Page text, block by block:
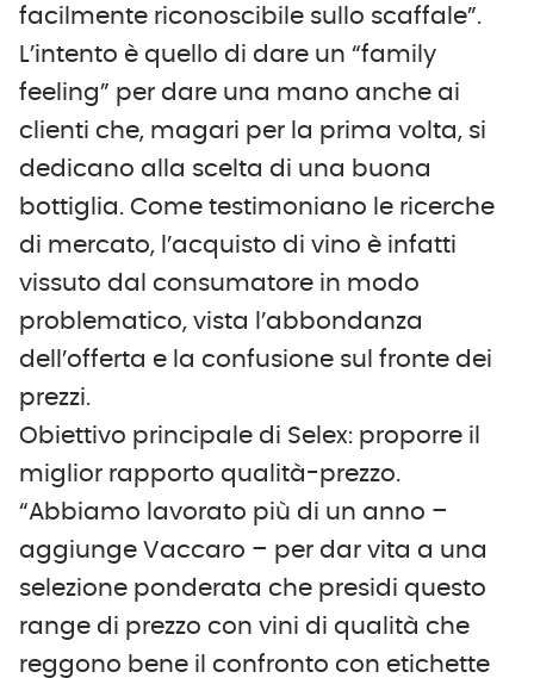
facilmente riconoscibile sullo scaffale”.
L’intento è quello di dare un “family
feeling” per dare una mano anche ai
clienti che, magari per la prima volta, si
dedicano alla scelta di una buona
bottiglia. Come testimoniano le ricerche
di mercato, l’acquisto di vino è infatti
vissuto dal consumatore in modo
problematico, vista l’abbondanza
dell’offerta e la confusione sul fronte dei
prezzi.
Obiettivo principale di Selex: proporre il
miglior rapporto qualità-prezzo.
“Abbiamo lavorato più di un anno –
aggiunge Vaccaro – per dar vita a una
selezione ponderata che presidi questo
range di prezzo con vini di qualità che
reggono bene il confronto con etichette